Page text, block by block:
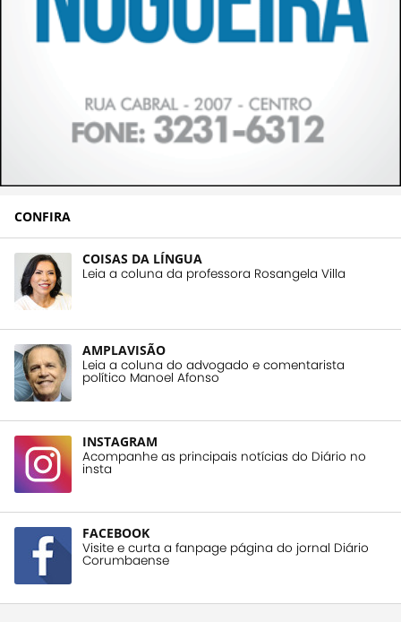
CONFIRA
COISAS DA LÍNGUA
Leia a coluna da professora Rosangela Villa
AMPLAVISÃO
Leia a coluna do advogado e comentarista
político Manoel Afonso
INSTAGRAM
Acompanhe as principais notícias do Diário no
insta
FACEBOOK
Visite e curta a fanpage página do jornal Diário
Corumbaense